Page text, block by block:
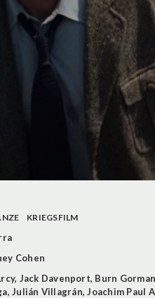
KRIEGSFILM
Cohen
, Jack Davenport, Burn
,Julián Villagrán,Joachim Paul